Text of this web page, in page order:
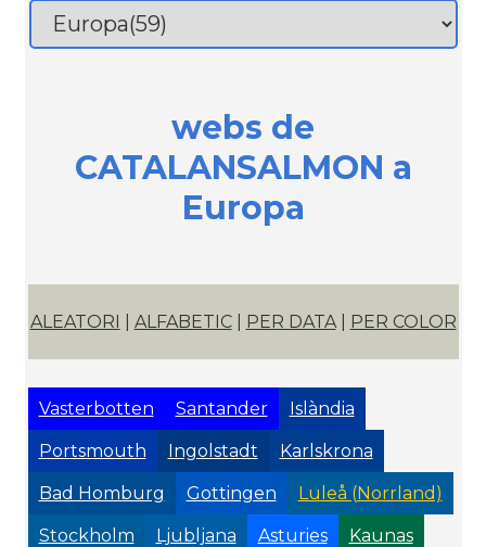
webs de
CATALANSALMON a
Europa
ALEATORI ALFABETIC| PER DATA| PER COLOR
Vasterbotten Santander Islàndia
Portsmouth Ingolstadt Karlskrona
Bad Homburg Gottingen Luleå (Norrland)
Stockholm Ljubljana Asturies Kaunas